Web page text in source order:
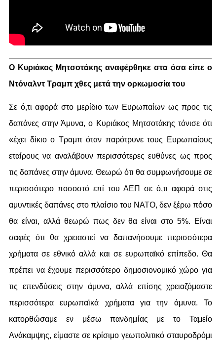
Ο Κυριάκος Μητσοτάκης αναφέρθηκε στα όσα είπε ο
Ντόναλντ Τραμπ χθες μετά την ορκωμοσία του
Σε ό,τι αφορά στο μερίδιο των Ευρωπαίων ως προς τις
δαπάνες στην Άμυνα, ο Κυριάκος Μητσοτάκης τόνισε ότι
«έχει δίκιο ο Τραμπ όταν παρότρυνε τους Ευρωπαίους
εταίρους να αναλάβουν περισσότερες ευθύνες ως προς
τις δαπάνες στην άμυνα. Θεωρώ ότι θα συμφωνήσουμε σε
περισσότερο ποσοστό επί του ΑΕΠ σε ό,τι αφορά στις
αμυντικές δαπάνες στο πλαίσιο του ΝΑΤΟ, δεν ξέρω πόσο
θα είναι, αλλά θεωρώ πως δεν θα είναι στο 5%. Είναι
σαφές ότι θα χρειαστεί να δαπανήσουμε περισσότερα
χρήματα σε εθνικό αλλά και σε ευρωπαϊκό επίπεδο. Θα
πρέπει να έχουμε περισσότερο δημοσιονομικό χώρο για
τις επενδύσεις στην άμυνα, αλλά επίσης χρειαζόμαστε
περισσότερα ευρωπαϊκά χρήματα για την άμυνα. Το
κατορθώσαμε εν μέσω πανδημίας με το Ταμείο
Ανάκαμψης, είμαστε σε κρίσιμο γεωπολιτικό σταυροδρόμι